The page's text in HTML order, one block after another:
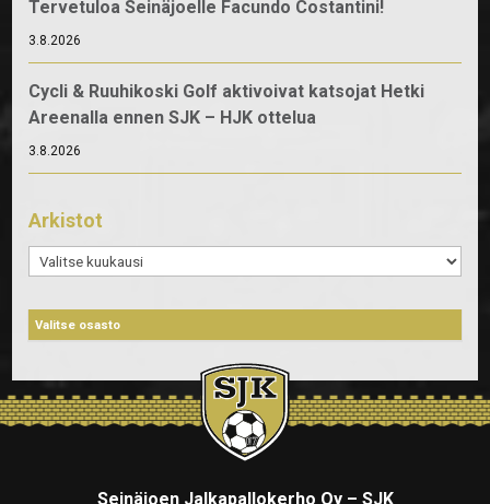
Tervetuloa Seinäjoelle Facundo Costantini!
3.8.2026
Cycli & Ruuhikoski Golf aktivoivat katsojat Hetki
Areenalla ennen SJK – HJK ottelua
3.8.2026
Arkistot
Arkistot
Seinäjoen Jalkapallokerho Oy – SJK